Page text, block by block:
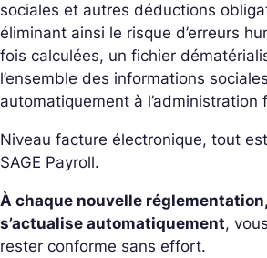
sociales et autres déductions
éliminant ainsi le risque d’erreurs
fois calculées, un fichier
l’ensemble des informations
automatiquement à l’administration
Niveau facture électronique, tout
SAGE Payroll.
À chaque nouvelle réglementation,
s’actualise automatiquement,
rester conforme sans effort.